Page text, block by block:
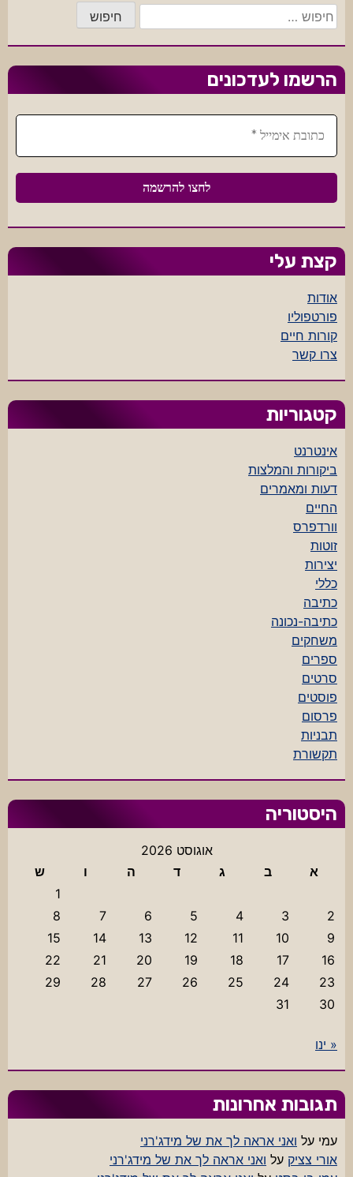
חיפוש:
הרשמו לעדכונים
קצת עלי
אודות
פורטפוליו
קורות חיים
צרו קשר
קטגוריות
אינטרנט
ביקורות והמלצות
דעות ומאמרים
החיים
וורדפרס
זוטות
יצירות
כללי
כתיבה
כתיבה-נכונה
משחקים
ספרים
סרטים
פוסטים
פרסום
תבניות
תקשורת
היסטוריה
אוגוסט 2026
א
ב ג ד ה ו
ש
1
2
3
4
5
6
7
8
9
10
11
12
13
14
15
16
17
18
19
20
21
22
23
24
25
26
27
28
29
30
31
« ינו
תגובות אחרונות
עמי על ואני אראה לך את של מידג'רני
אורי צציק על ואני אראה לך את של מידג'רני